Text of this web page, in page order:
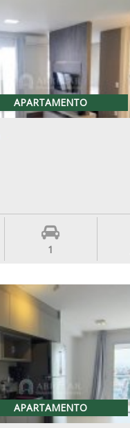
APARTAMENTO
1
APARTAMENTO